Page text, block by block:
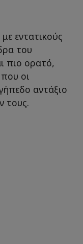
εντατικούς
του
πιο ορατό,
οι
αντάξιο
τους.